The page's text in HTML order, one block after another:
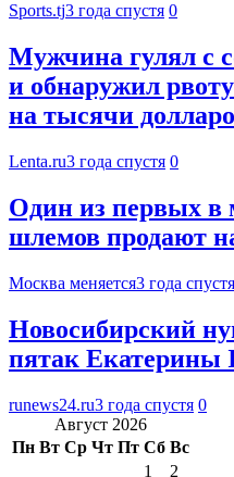
Sports.tj3 года спустя 0
Мужчина гулял с
и обнаружил
на тысячи
Lenta.ru3 года спустя 0
Один из первых в
шлемов продают
Москва меняется3 года спустя
Новосибирский
пятак Екатерины
runews24.ru3 года спустя 0
Август 2026
Пн Вт Ср Чт Пт Сб Вс
1
2